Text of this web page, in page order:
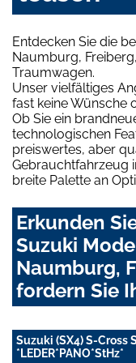
Entdecken Sie die
Naumburg,
Traumwagen.
Unser vielfältiges
fast keine Wünsche
Ob Sie ein
technologischen
preiswertes, aber
Gebrauchtfahrzeug
breite Palette an
Erkunden
Suzuki
Naumburg,
fordern Sie
Suzuki (SX4) S-Cross
*LEDER*PANO*StHz*